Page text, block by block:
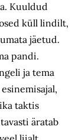
Kuuldud
küll lindilt,
jäetud.
pandi.
ja tema
taktis
äratab